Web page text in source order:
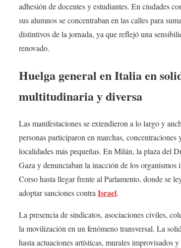
adhesión de docentes y estudiantes. En ciudades
sus alumnos se concentraban en las calles para
distintivos de la jornada, ya que reflejó una
renovado.
Huelga general en Italia en
multitudinaria y diversa
Las manifestaciones se extendieron a lo largo y
personas participaron en marchas,
localidades más pequeñas. En Milán, la plaza del
Gaza y denunciaban la inacción de los organismos
Corso hasta llegar frente al Parlamento, donde se
adoptar sanciones contra Israel.
La presencia de sindicatos, asociaciones civiles,
la movilización en un fenómeno transversal. La
hasta actuaciones artísticas, murales improvisados